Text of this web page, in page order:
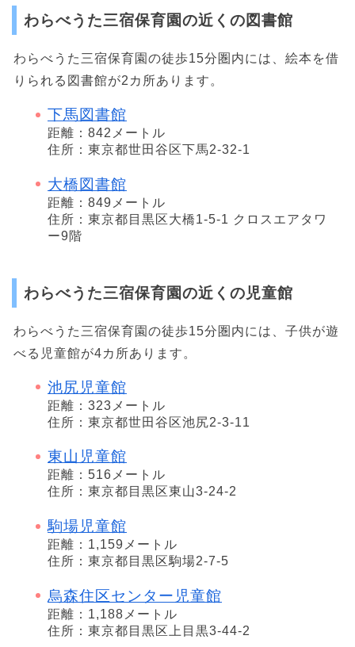
わらべうた三宿保育園の近くの図書館
わらべうた三宿保育園の徒歩15分圏内には、絵本を借
りられる図書館が2カ所あります。
下馬図書館
距離：842メートル
住所：東京都世田谷区下馬2-32-1
大橋図書館
距離：849メートル
住所：東京都目黒区大橋1-5-1 クロスエアタワ
ー9階
わらべうた三宿保育園の近くの児童館
わらべうた三宿保育園の徒歩15分圏内には、子供が遊
べる児童館が4カ所あります。
池尻児童館
距離：323メートル
住所：東京都世田谷区池尻2-3-11
東山児童館
距離：516メートル
住所：東京都目黒区東山3-24-2
駒場児童館
距離：1,159メートル
住所：東京都目黒区駒場2-7-5
烏森住区センター児童館
距離：1,188メートル
住所：東京都目黒区上目黒3-44-2